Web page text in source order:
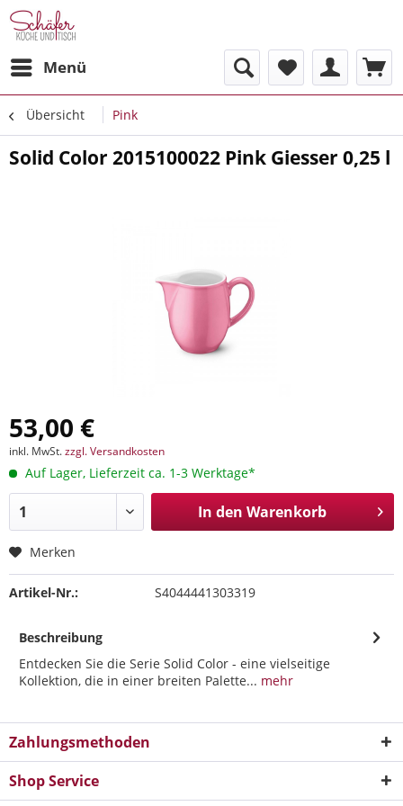
Menü
Übersicht Pink
Solid Color 2015100022 Pink Giesser 0,25 l
53,00 €
inkl. MwSt.zzgl. Versandkosten
Auf Lager, Lieferzeit ca. 1-3 Werktage*
In den Warenkorb
Merken
Artikel-Nr.: S4044441303319
Beschreibung
Entdecken Sie die Serie Solid Color - eine vielseitige
Kollektion, die in einer breiten Palette... mehr
Zahlungsmethoden
Shop Service